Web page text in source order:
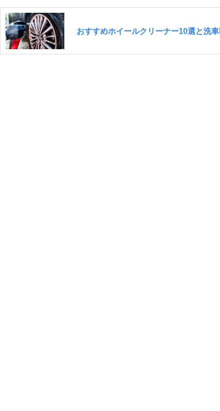
おすすめホイールクリーナー10選と洗